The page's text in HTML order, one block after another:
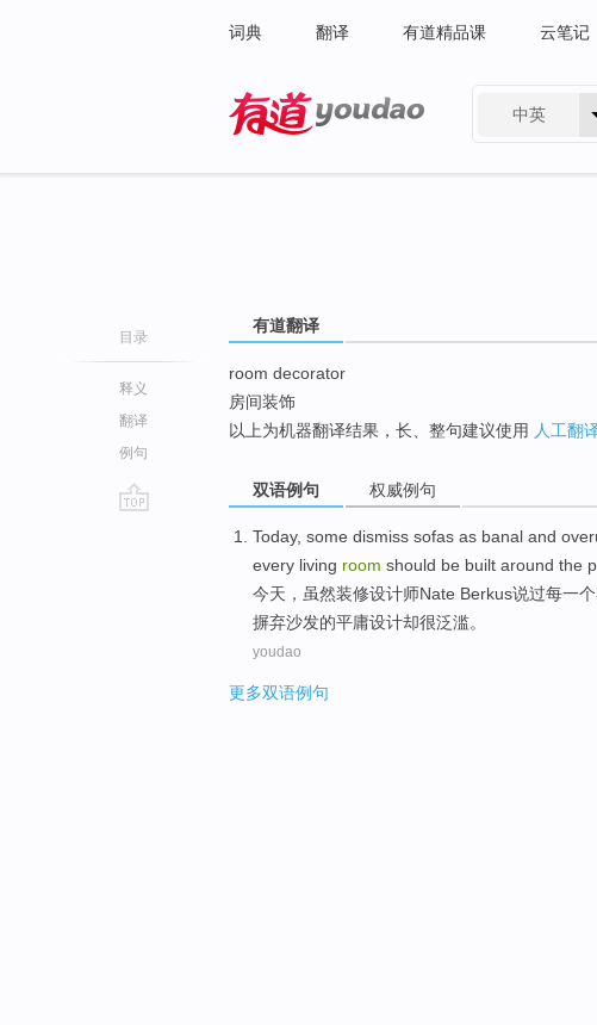
词典 翻译 有道精品课 云笔记
中英
目录
释义
翻译
例句
有道翻译
room decorator
房间装饰
以上为机器翻译结果，长、整句建议使用 人工翻
双语例句 权威例句
Today, some dismiss sofas as banal and
every living room should be built around the
今天 ， 虽然装修设计师Nate Berkus说过每一个
摒弃沙发的平庸设计却很泛滥。
youdao
更多双语例句